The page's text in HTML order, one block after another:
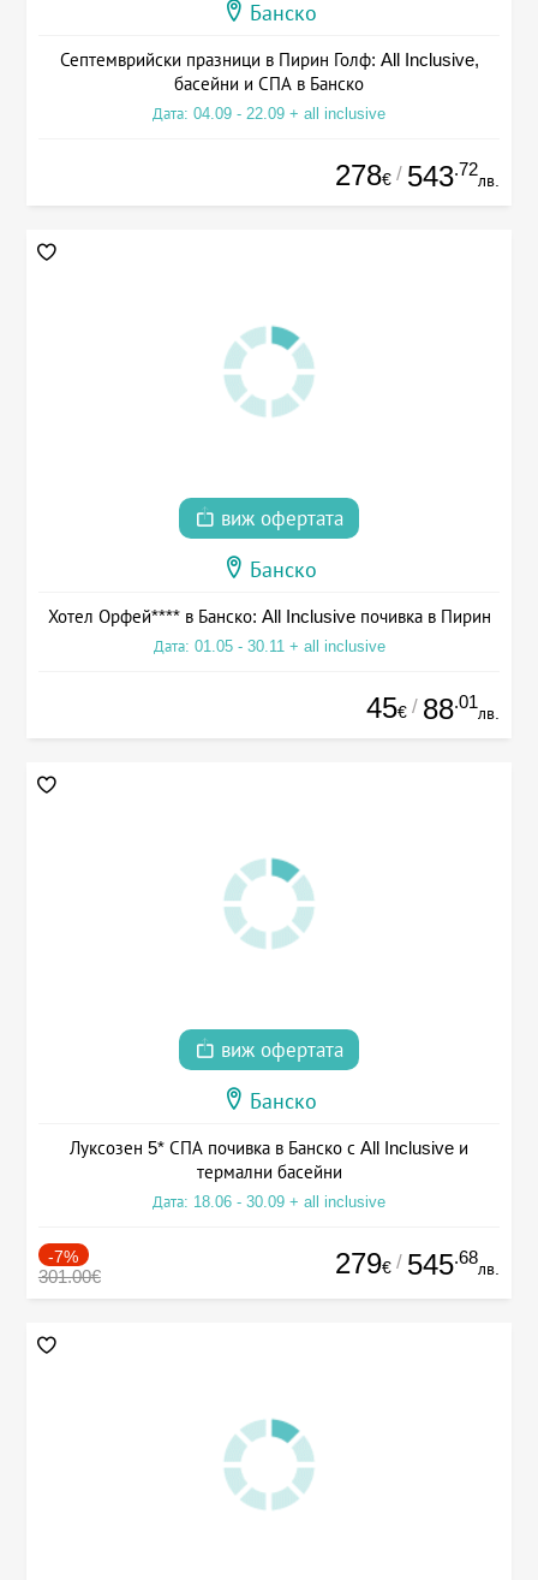
Банско
Септемврийски празници в Пирин Голф: All Inclusive,
басейни и СПА в Банско
Дата: 04.09 - 22.09 + all inclusive
278€ / 543.72
лв.
виж офертата
Банско
Хотел Орфей**** в Банско: All Inclusive почивка в Пирин
Дата: 01.05 - 30.11 + all inclusive
45€ / 88.01
лв.
виж офертата
Банско
Луксозен 5* СПА почивка в Банско с All Inclusive и
термални басейни
Дата: 18.06 - 30.09 + all inclusive
-7%
301.00€ 279€ / 545.68
лв.